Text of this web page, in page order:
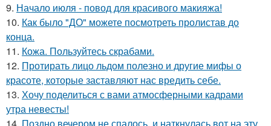
9. Начало июля - повод для красивого макияжа!
10. Как было "ДО" можете посмотреть пролистав до
конца.
11. Кожа. Пользуйтесь скрабами.
12. Протирать лицо льдом полезно и другие мифы о
красоте, которые заставляют нас вредить себе.
13. Хочу поделиться с вами атмосферными кадрами
утра невесты!
14. Поздно вечером не спалось, и наткнулась вот на эту